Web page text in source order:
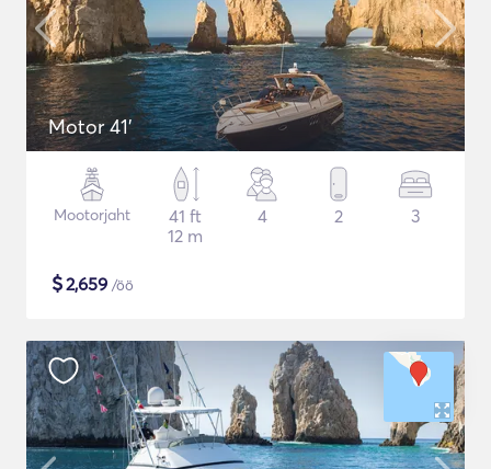
Motor 41'
Mootorjaht
41 ft
12 m
4 2 3
$2,659 /öö